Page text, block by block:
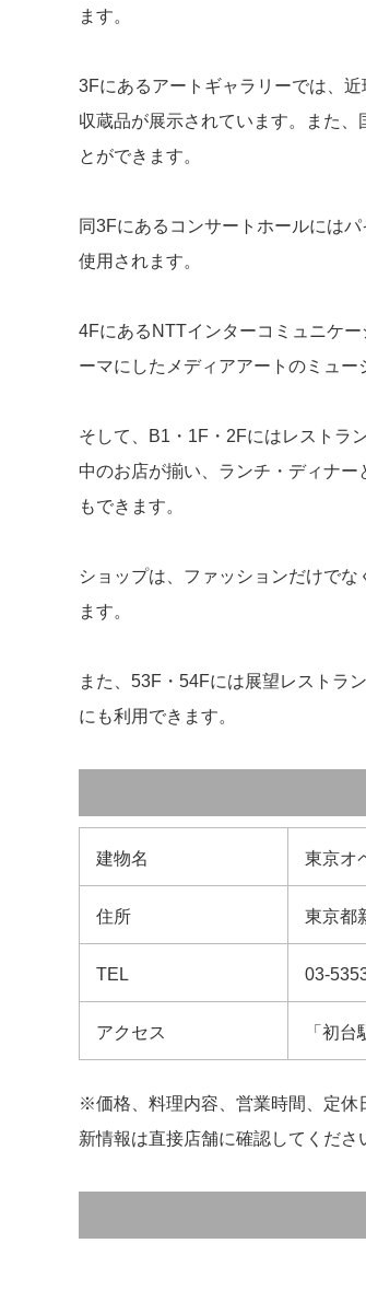
ます。
3Fにあるアートギャラリーでは、
収蔵品が展示されています。また
とができます。
同3Fにあるコンサートホールには
使用されます。
4FにあるNTTインターコミュニケ
ーマにしたメディアアートのミュー
そして、B1・1F・2Fにはレストラ
中のお店が揃い、ランチ・ディナ
もできます。
ショップは、ファッションだけで
ます。
また、53F・54Fには展望レストラ
にも利用できます。
建物名 東京オ
住所 東京都
TEL 03-
アクセス 「初
※価格、料理内容、営業時間、定休
新情報は直接店舗に確認してくださ